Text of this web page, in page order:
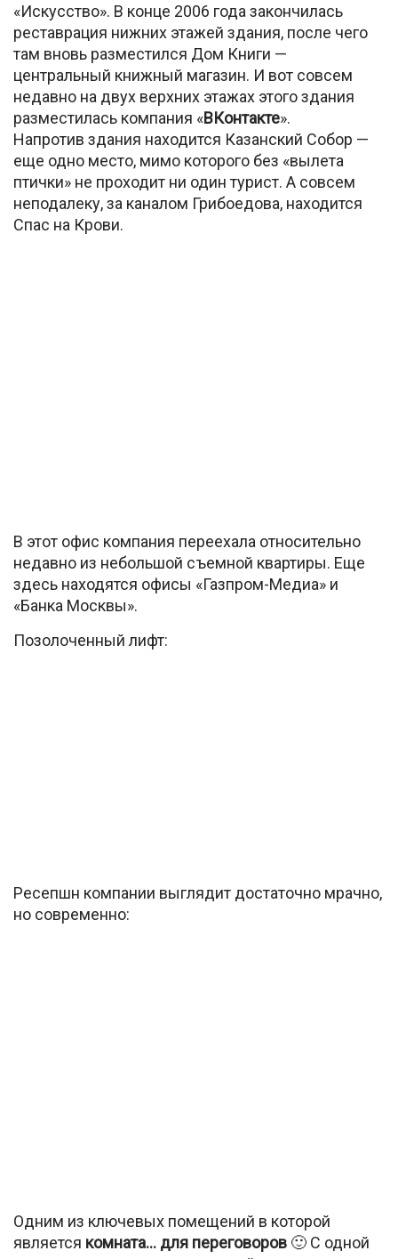
«Искусство». В конце 2006 года закончилась
реставрация нижних этажей здания, после чего
там вновь разместился Дом Книги —
центральный книжный магазин. И вот совсем
недавно на двух верхних этажах этого здания
разместилась компания «ВКонтакте».
Напротив здания находится Казанский Собор —
еще одно место, мимо которого без «вылета
птички» не проходит ни один турист. А совсем
неподалеку, за каналом Грибоедова, находится
Спас на Крови.
В этот офис компания переехала относительно
недавно из небольшой съемной квартиры. Еще
здесь находятся офисы «Газпром-Медиа» и
«Банка Москвы».
Позолоченный лифт:
Ресепшн компании выглядит достаточно мрачно,
но современно:
Одним из ключевых помещений в которой
является комната… для переговоров 🙂 С одной